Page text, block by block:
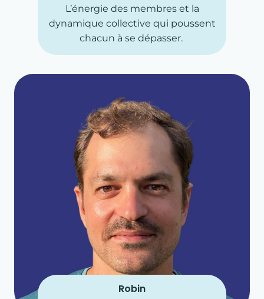
L’énergie des membres et la
dynamique collective qui poussent
chacun à se dépasser.
Robin